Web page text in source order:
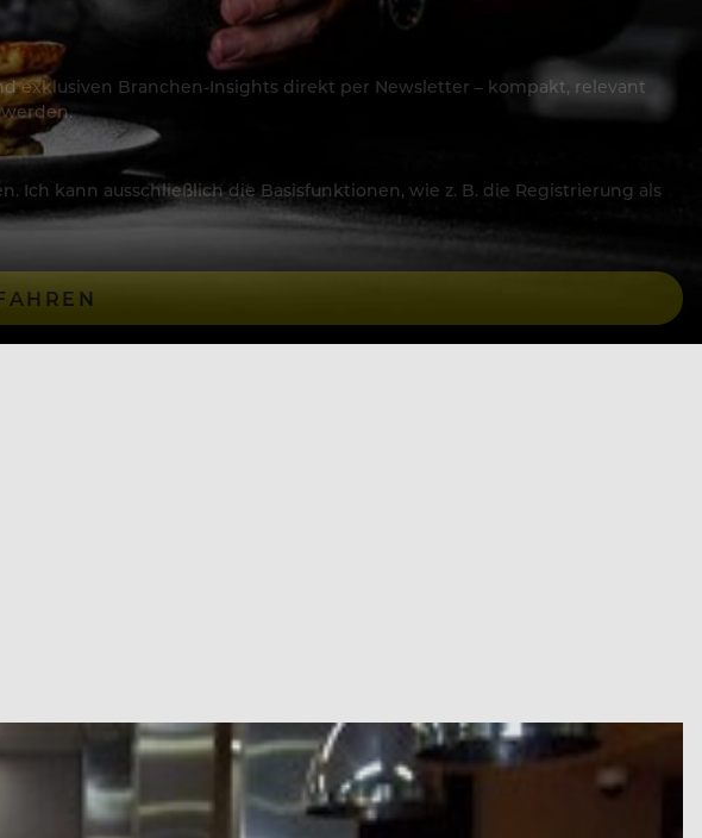
exklusiven Branchen-Insights direkt per Newsletter – kompakt, relevant
Ich kann ausschließlich die Basisfunktionen, wie z. B. die Registrierung als